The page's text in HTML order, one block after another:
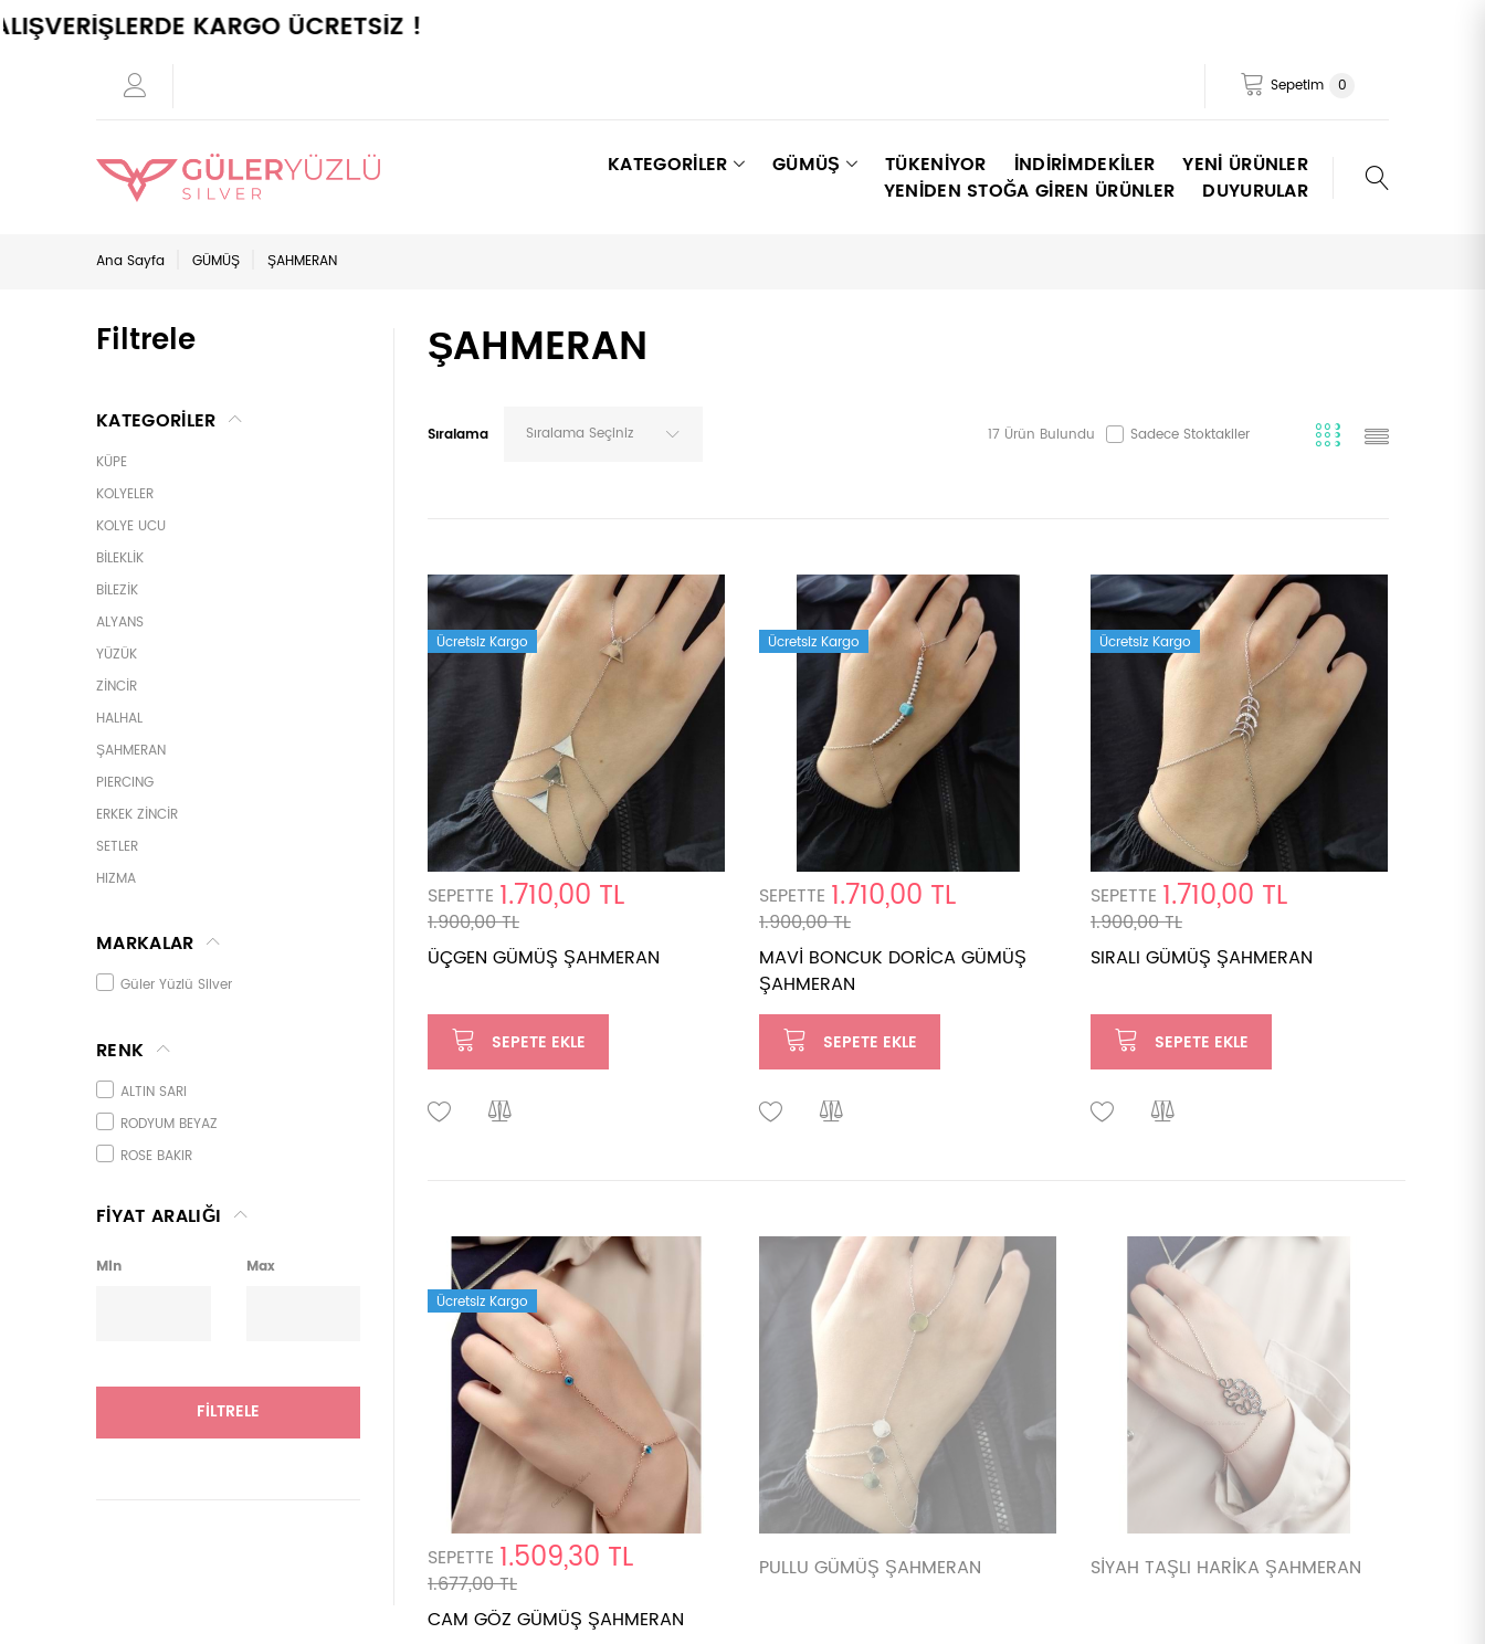
KARGO ÜCRETSİZ !
Sepetim 0
KATEGORİLER GÜMÜŞ TÜKENIYOR İNDIRIMDEKILER
YENI ÜRÜNLER
YENIDEN STOĞA GIREN ÜRÜNLER
DUYURULAR
Ana Sayfa GÜMÜŞ ŞAHMERAN
ŞAHMERAN
Sıralama Sıralama Seçiniz Sadece Stoktakiler
17 Ürün Bulundu
Ücretsiz Kargo
SEPETTE 1.710,00 TL
1.900,00 TL
ÜÇGEN GÜMÜŞ ŞAHMERAN
SEPETE EKLE
Ücretsiz Kargo
SEPETTE 1.710,00 TL
1.900,00 TL
MAVİ BONCUK DORİCA GÜMÜŞ
ŞAHMERAN
SEPETE EKLE
Ücretsiz Kargo
SEPETTE 1.710,00 TL
1.900,00 TL
SIRALI GÜMÜŞ ŞAHMERAN
SEPETE EKLE
Ücretsiz Kargo
SEPETTE 1.509,30 TL
1.677,00 TL
CAM GÖZ GÜMÜŞ ŞAHMERAN
PULLU GÜMÜŞ ŞAHMERAN SİYAH TAŞLI HARİKA ŞAHMERAN
Filtrele
KATEGORİLER
KÜPE
KOLYELER
KOLYE UCU
BİLEKLİK
BİLEZİK
ALYANS
YÜZÜK
ZİNCİR
HALHAL
ŞAHMERAN
PIERCING
ERKEK ZİNCİR
SETLER
HIZMA
BEBEK İĞNESİ
SWAROVSKI KOLYE
ERKEK BİLEKLİK
EK İŞLEM
GÜMÜŞ AKSESUAR
ROZET
MARKALAR
Güler Yüzlü Silver
RENK
ALTIN SARI
RODYUM BEYAZ
ROSE BAKIR
FİYAT ARALIĞI
Min Max
FILTRELE